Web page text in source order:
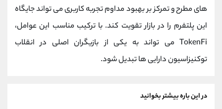
های مطرح و تمرکز بر بهبود مداوم تجربه کاربری می ‌تواند جایگاه
این پلتفرم را در بازار تقویت کند. با ترکیب مناسب این عوامل،
TokenFi می‌ تواند به یکی از بازیگران اصلی در انقلاب
توکنیزاسیون دارایی‌ ها تبدیل شود.
در این باره بیشتر بخوانید